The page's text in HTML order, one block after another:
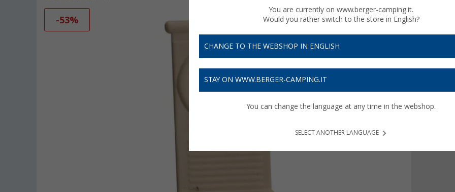
-53%
6,99
Prezzi IVA
You are currently on www.berger-camping.it.
Would you rather switch to the store in English?
CHANGE TO THE WEBSHOP IN ENGLISH
STAY ON WWW.BERGER-CAMPING.IT
You can change the language at any time in the webshop.
SELECT ANOTHER LANGUAGE